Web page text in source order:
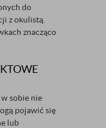
do
z okulistą.
znacząco
sobie nie
pojawić się
lub